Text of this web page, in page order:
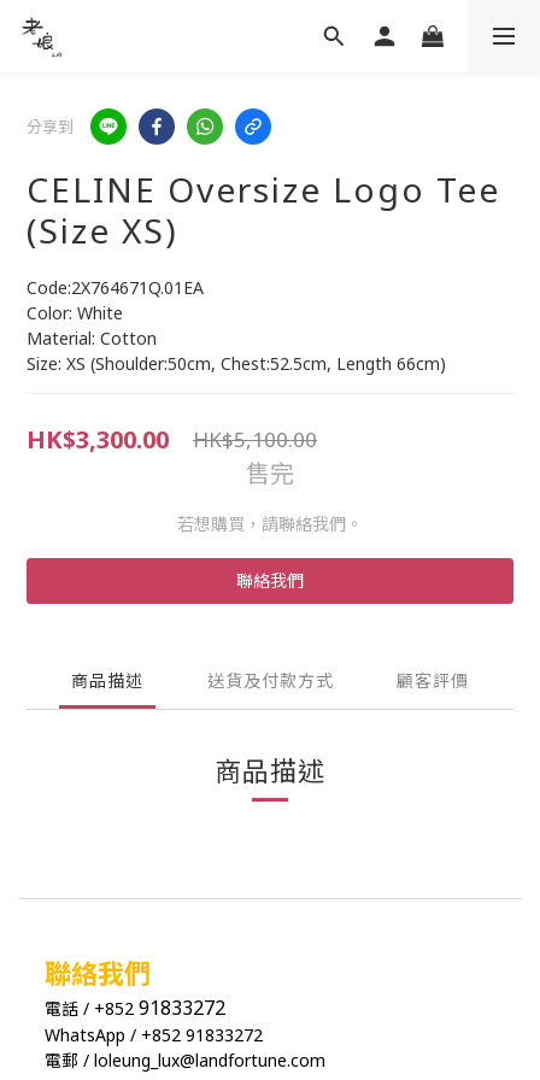
分享到
CELINE Oversize Logo Tee
(Size XS)
Code:2X764671Q.01EA
Color: White
Material: Cotton
Size: XS (Shoulder:50cm, Chest:52.5cm, Length 66cm)
HK$3,300.00 HK$5,100.00
售完
若想購買，請聯絡我們。
聯絡我們
商品描述 送貨及付款方式 顧客評價
商品描述
聯絡我們
電話 / +852 91833272
WhatsApp / +852 91833272
電郵 / loleung_lux@landfortune.com